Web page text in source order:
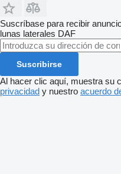
Suscríbase para recibir
lunas laterales DAF
Suscribirse
Al hacer clic aquí, muestra su
privacidad y nuestro acuerdo